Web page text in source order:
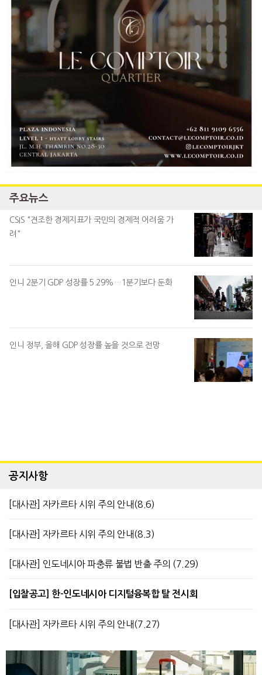
주요뉴스
CSIS "견조한 경제지표가 국민의 경제적 어려움 가
려"
인니 2분기 GDP 성장률 5.29%…1분기보다 둔화
인니 정부, 올해 GDP 성장률 높을 것으로 전망
공지사항
[대사관] 자카르타 시위 주의 안내(8.6)
[대사관] 자카르타 시위 주의 안내(8.3)
[대사관] 인도네시아 파충류 불법 반출 주의 (7.29)
[입찰공고] 한-인도네시아 디지털융복합 탈 전시회
[대사관] 자카르타 시위 주의 안내(7.27)